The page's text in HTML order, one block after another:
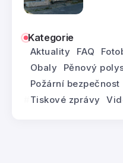
Kategorie
Aktuality FAQ
Obaly
Pěnový
Požární bezpečnost
Tiskové zprávy